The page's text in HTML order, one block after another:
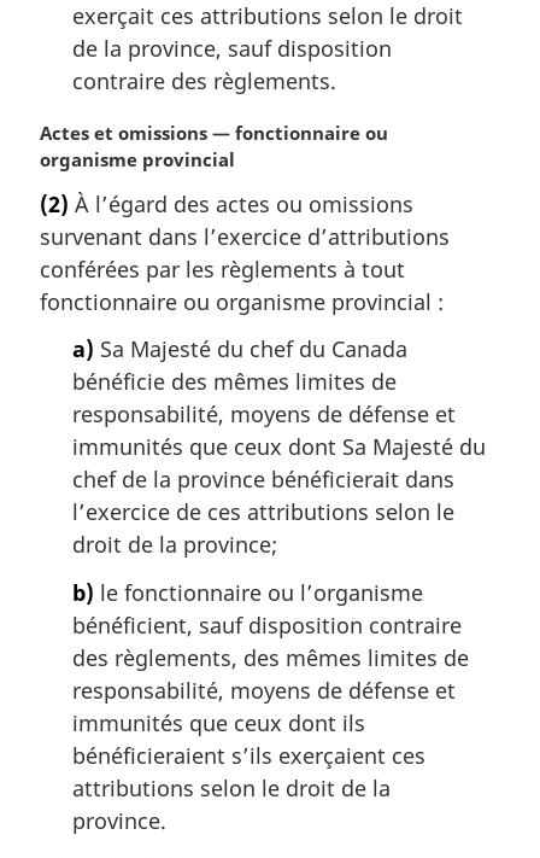
exerçait ces attributions selon le droit
de la province, sauf disposition
contraire des règlements.
N
o
e
m
a
r
Actes et omissions — fonctionnaire ou
organisme provincial
(2) À l’égard des actes ou omissions
survenant dans l’exercice d’attributions
conférées par les règlements à tout
fonctionnaire ou organisme provincial :
a) Sa Majesté du chef du Canada
bénéficie des mêmes limites de
responsabilité, moyens de défense et
immunités que ceux dont Sa Majesté du
chef de la province bénéficierait dans
l’exercice de ces attributions selon le
droit de la province;
b) le fonctionnaire ou l’organisme
bénéficient, sauf disposition contraire
des règlements, des mêmes limites de
responsabilité, moyens de défense et
immunités que ceux dont ils
bénéficieraient s’ils exerçaient ces
attributions selon le droit de la
province.